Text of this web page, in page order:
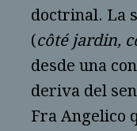
doctrinal. La
(côté jardin,
desde una
deriva del
Fra Angelico